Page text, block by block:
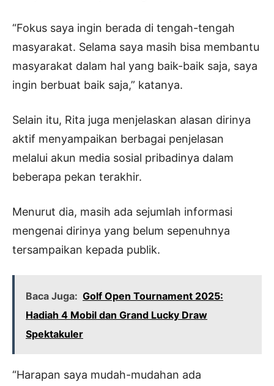
“Fokus saya ingin berada di tengah-tengah
masyarakat. Selama saya masih bisa membantu
masyarakat dalam hal yang baik-baik saja, saya
ingin berbuat baik saja,” katanya.
Selain itu, Rita juga menjelaskan alasan dirinya
aktif menyampaikan berbagai penjelasan
melalui akun media sosial pribadinya dalam
beberapa pekan terakhir.
Menurut dia, masih ada sejumlah informasi
mengenai dirinya yang belum sepenuhnya
tersampaikan kepada publik.
Baca Juga: Golf Open Tournament 2025:
Hadiah 4 Mobil dan Grand Lucky Draw
Spektakuler
“Harapan saya mudah-mudahan ada